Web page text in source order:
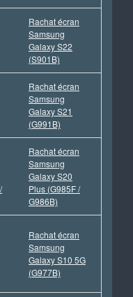
Rachat écran
Samsung
Galaxy S22
(S901B)
Rachat écran
Samsung
Galaxy S21
(G991B)
Rachat écran
Samsung
Galaxy S20
Plus (G985F /
G986B)
Rachat écran
Samsung
Galaxy S10 5G
(G977B)